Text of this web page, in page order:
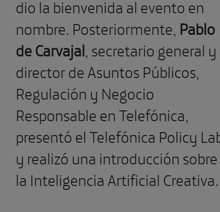
dio la bienvenida al evento en
nombre. Posteriormente, Pablo
de Carvajal, secretario general y
director de Asuntos Públicos,
Regulación y Negocio
Responsable en Telefónica,
presentó el Telefónica Policy
y realizó una introducción sobre
la Inteligencia Artificial Creativa.